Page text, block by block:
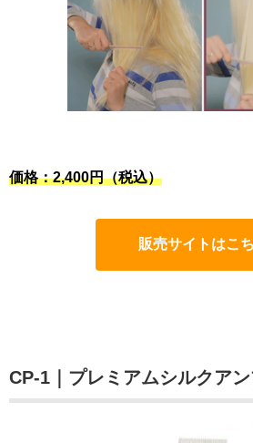
価格：2,400円（税込）
販売サイトはこ
CP-1｜プレミアムシルクア